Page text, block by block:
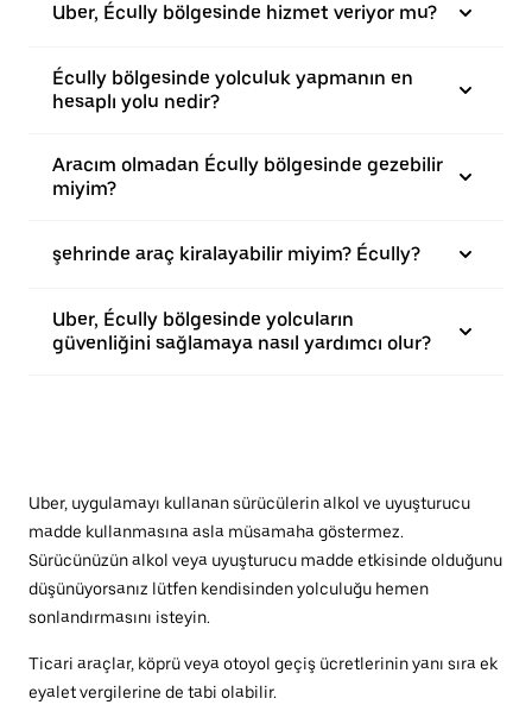
Uber, Écully bölgesinde hizmet veriyor mu?
Écully bölgesinde yolculuk yapmanın en
hesaplı yolu nedir?
Aracım olmadan Écully bölgesinde gezebilir
miyim?
şehrinde araç kiralayabilir miyim? Écully?
Uber, Écully bölgesinde yolcuların
güvenliğini sağlamaya nasıl yardımcı olur?
Uber, uygulamayı kullanan sürücülerin alkol ve uyuşturucu
madde kullanmasına asla müsamaha göstermez.
Sürücünüzün alkol veya uyuşturucu madde etkisinde olduğunu
düşünüyorsanız lütfen kendisinden yolculuğu hemen
sonlandırmasını isteyin.
Ticari araçlar, köprü veya otoyol geçiş ücretlerinin yanı sıra ek
eyalet vergilerine de tabi olabilir.